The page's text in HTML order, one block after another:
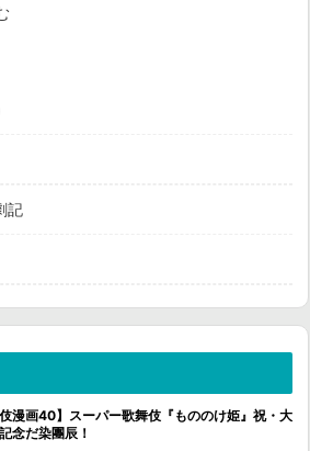
記
伎漫画40】スーパー歌舞伎『もののけ姫』祝・大
念だ染團辰！